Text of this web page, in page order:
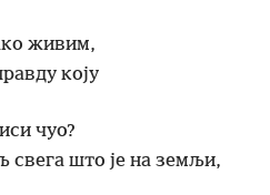
живим,
коју
чуо?
свега што је на земљи,